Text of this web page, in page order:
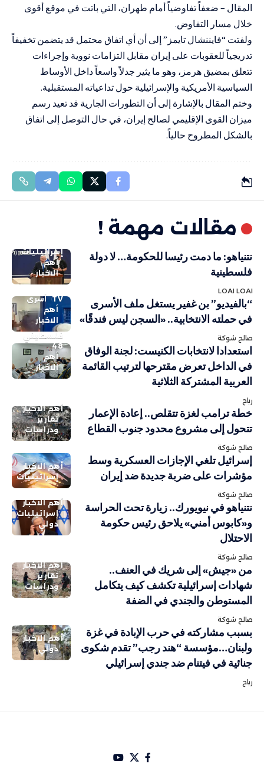
المقال – ضعفاً تفاوضياً أمام طهران، التي باتت في موقع أقوى
خلال مسار التفاوض.
ولفتت “فايننشال تايمز” إلى أن أي اتفاق محتمل قد يتضمن تخفيفاً
تدريجياً للعقوبات على إيران مقابل التزامات نووية وإجراءات
تتعلق بمضيق هرمز، وهو ما يثير جدلاً واسعاً داخل الأوساط
السياسية الأمريكية والإسرائيلية حول تداعياته المستقبلية.
وختم المقال بالإشارة إلى أن التطورات الجارية قد تعيد رسم
ميزان القوى الإقليمي لصالح إيران، في حال التوصل إلى اتفاق
بالشكل المطروح حالياً.
مقالات مهمة !
إسرائيليات
أهم
الاخبار
نتنياهو: ما دمت رئيسا للحكومة… لا دولة
فلسطينية
LOAI LOAI
TV أسرى
أهم
الاخبار
“بالفيديو” بن غفير يستغل ملف الأسرى
في حملته الانتخابية.. «السجن ليس فندقًا»
صالح شوكة
فلسطيني
48
أهم
الاخبار
استعدادا لانتخابات الكنيست: لجنة الوفاق
في الداخل تعرض مقترحها لترتيب القائمة
العربية المشتركة الثلاثية
رباح
أهم الاخبار
تقارير
ودراسات
خطة ترامب لغزة تتقلص.. إعادة الإعمار
تتحول إلى مشروع محدود جنوب القطاع
صالح شوكة
أهم الاخبار
إسرائيليات
إسرائيل تلغي الإجازات العسكرية وسط
مؤشرات على ضربة جديدة ضد إيران
صالح شوكة
أهم الاخبار
إسرائيليات
دولي
نتنياهو في نيويورك.. زيارة تحت الحراسة
و«كابوس أمني» يلاحق رئيس حكومة
الاحتلال
صالح شوكة
أهم الاخبار
تقارير
ودراسات
من «جيش» إلى شريك في العنف..
شهادات إسرائيلية تكشف كيف يتكامل
المستوطن والجندي في الضفة
صالح شوكة
أهم الاخبار
دولي
بسبب مشاركته في حرب الإبادة في غزة
ولبنان…مؤسسة “هند رجب” تقدم شكوى
جنائية في فيتنام ضد جندي إسرائيلي
رباح